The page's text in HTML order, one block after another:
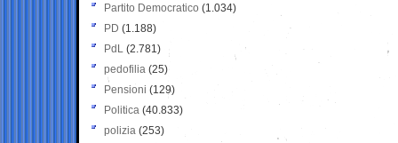
Partito Democratico (1.034)
PD (1.188)
PdL (2.781)
pedofilia (25)
Pensioni (129)
Politica (40.833)
polizia (253)